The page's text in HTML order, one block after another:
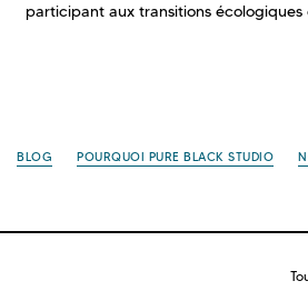
participant aux transitions écologiques
BLOG POURQUOI PURE BLACK STUDIO